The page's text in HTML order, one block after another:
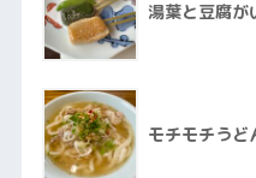
湯葉と豆腐が
モチモチうど